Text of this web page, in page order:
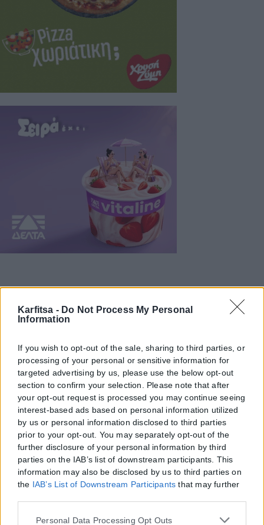
Karfitsa - Do Not Process My Personal
Information
If you wish to opt-out of the sale, sharing to third parties, or
processing of your personal or sensitive information for
targeted advertising by us, please use the below opt-out
section to confirm your selection. Please note that after
your opt-out request is processed you may continue seeing
interest-based ads based on personal information utilized
by us or personal information disclosed to third parties
prior to your opt-out. You may separately opt-out of the
further disclosure of your personal information by third
parties on the IAB’s list of downstream participants. This
information may also be disclosed by us to third parties on
the IAB’s List of Downstream Participants that may further
Please note that this website/app uses one or more Google
Personal Data Processing Opt Outs